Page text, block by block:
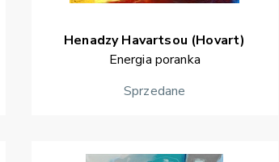
Henadzy Havartsou (Hovart)
Energia poranka
Sprzedane